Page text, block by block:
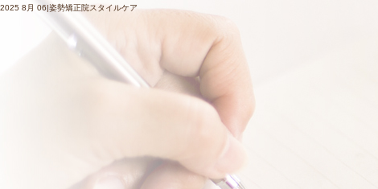
2025 8月 06|姿勢矯正院スタイルケア